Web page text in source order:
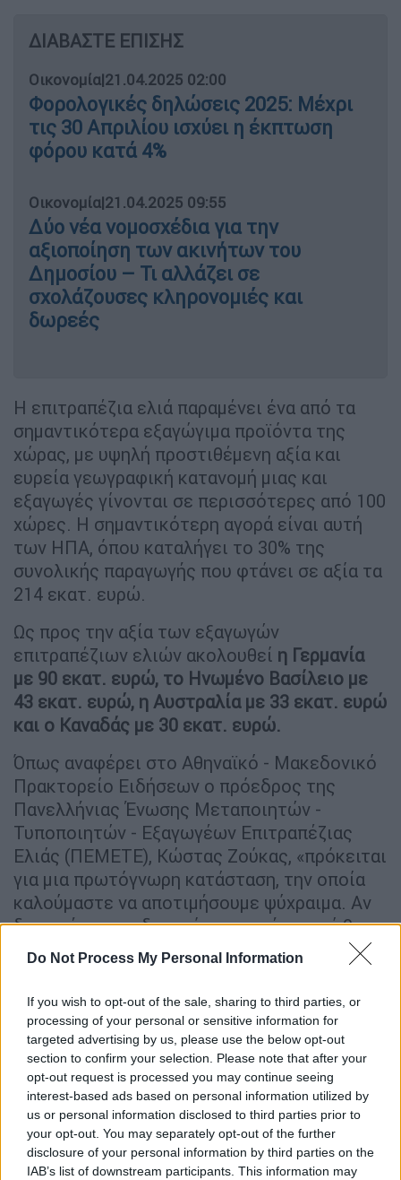
Do Not Process My Personal Information
If you wish to opt-out of the sale, sharing to third parties, or
processing of your personal or sensitive information for
targeted advertising by us, please use the below opt-out
section to confirm your selection. Please note that after your
opt-out request is processed you may continue seeing
interest-based ads based on personal information utilized by
us or personal information disclosed to third parties prior to
your opt-out. You may separately opt-out of the further
disclosure of your personal information by third parties on the
IAB’s list of downstream participants. This information may
ΔΙΑΒΑΣΤΕ ΕΠΙΣΗΣ
Οικονομία|21.04.2025 02:00
Φορολογικές δηλώσεις 2025: Μέχρι
τις 30 Απριλίου ισχύει η έκπτωση
φόρου κατά 4%
Οικονομία|21.04.2025 09:55
Δύο νέα νομοσχέδια για την
αξιοποίηση των ακινήτων του
Δημοσίου – Τι αλλάζει σε
σχολάζουσες κληρονομιές και
δωρεές
Η επιτραπέζια ελιά παραμένει ένα από τα
σημαντικότερα εξαγώγιμα προϊόντα της
χώρας, με υψηλή προστιθέμενη αξία και
ευρεία γεωγραφική κατανομή μιας και
εξαγωγές γίνονται σε περισσότερες από 100
χώρες. Η σημαντικότερη αγορά είναι αυτή
των ΗΠΑ, όπου καταλήγει το 30% της
συνολικής παραγωγής που φτάνει σε αξία τα
214 εκατ. ευρώ.
Ως προς την αξία των εξαγωγών
επιτραπέζιων ελιών ακολουθεί η Γερμανία
με 90 εκατ. ευρώ, το Ηνωμένο Βασίλειο με
43 εκατ. ευρώ, η Αυστραλία με 33 εκατ. ευρώ
και ο Καναδάς με 30 εκατ. ευρώ.
Όπως αναφέρει στο Αθηναϊκό - Μακεδονικό
Πρακτορείο Ειδήσεων ο πρόεδρος της
Πανελλήνιας Ένωσης Μεταποιητών -
Τυποποιητών - Εξαγωγέων Επιτραπέζιας
Ελιάς (ΠΕΜΕΤΕ), Κώστας Ζούκας, «πρόκειται
για μια πρωτόγνωρη κατάσταση, την οποία
καλούμαστε να αποτιμήσουμε ψύχραιμα. Αν
δεν υπήρχαν οι δασμοί, η φετινή χρονιά θα
εξελισσόταν σε χρονιά-ρεκόρ. Όμως η
αβεβαιότητα που προκαλούν οι εμπορικοί
φραγμοί φρενάρει την αναπτυξιακή δυναμική
του κλάδου».
Ο ίδιος επισημαίνει πως η εξάρτηση από την
αμερικανική αγορά δημιουργεί εύλογο
προβληματισμό: «Η αγορά των ΗΠΑ είναι η
μεγαλύτερη στην οποία εξάγουμε. Δεν είναι
εύκολο να την αντικαταστήσουμε από τη μια
στιγμή στην άλλη. Οι επιχειρήσεις